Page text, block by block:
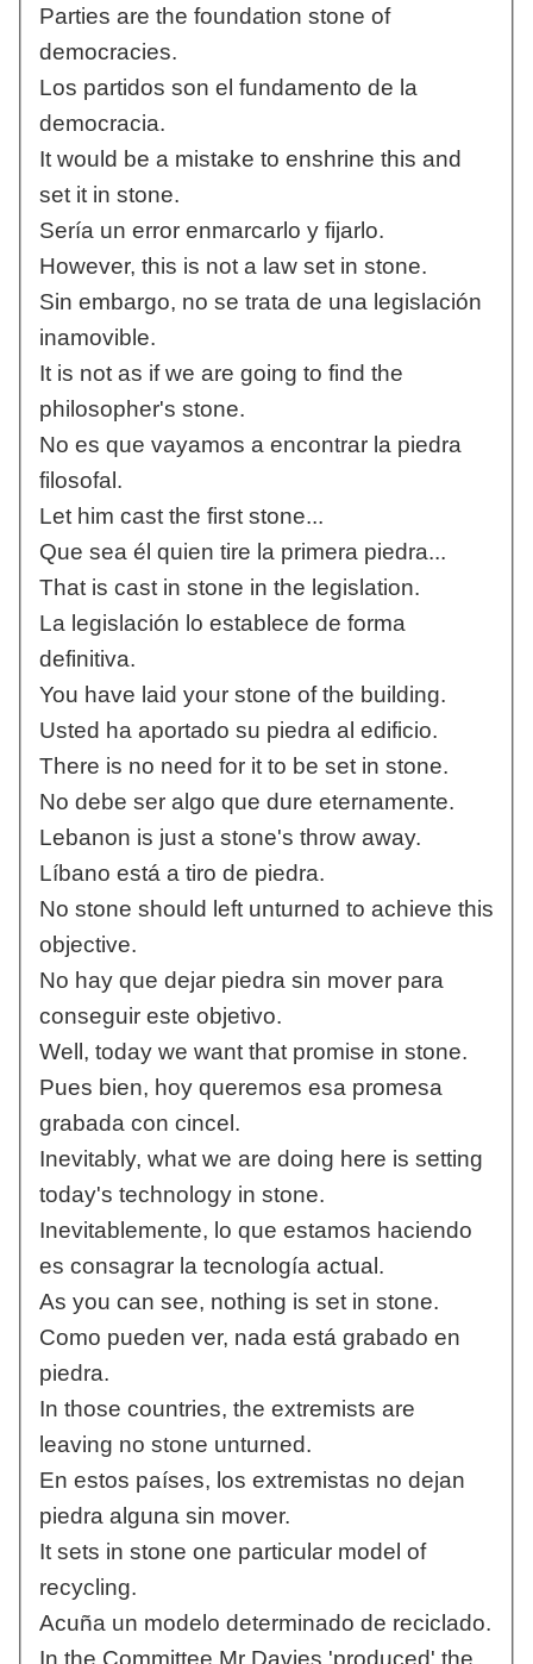
Parties are the foundation stone of
democracies.
Los partidos son el fundamento de la
democracia.
It would be a mistake to enshrine this and
set it in stone.
Sería un error enmarcarlo y fijarlo.
However, this is not a law set in stone.
Sin embargo, no se trata de una legislación
inamovible.
It is not as if we are going to find the
philosopher's stone.
No es que vayamos a encontrar la piedra
filosofal.
Let him cast the first stone...
Que sea él quien tire la primera piedra...
That is cast in stone in the legislation.
La legislación lo establece de forma
definitiva.
You have laid your stone of the building.
Usted ha aportado su piedra al edificio.
There is no need for it to be set in stone.
No debe ser algo que dure eternamente.
Lebanon is just a stone's throw away.
Líbano está a tiro de piedra.
No stone should left unturned to achieve this
objective.
No hay que dejar piedra sin mover para
conseguir este objetivo.
Well, today we want that promise in stone.
Pues bien, hoy queremos esa promesa
grabada con cincel.
Inevitably, what we are doing here is setting
today's technology in stone.
Inevitablemente, lo que estamos haciendo
es consagrar la tecnología actual.
As you can see, nothing is set in stone.
Como pueden ver, nada está grabado en
piedra.
In those countries, the extremists are
leaving no stone unturned.
En estos países, los extremistas no dejan
piedra alguna sin mover.
It sets in stone one particular model of
recycling.
Acuña un modelo determinado de reciclado.
In the Committee Mr Davies 'produced' the